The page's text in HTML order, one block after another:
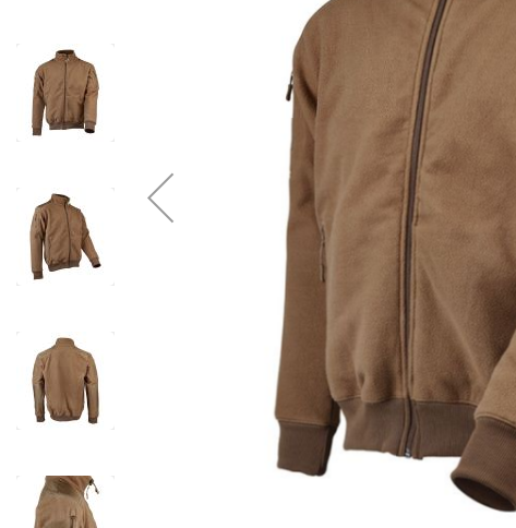
MUSETTES ET CARTABLES
CAISSES ET SACS
ETANCHES
SACS ETANCHES
CAISSES
NOUVEAUTÉS
MILITAIRE
OUTDOOR